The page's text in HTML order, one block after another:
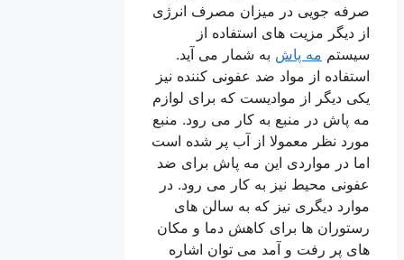
صرفه جویی در میزان مصرف انرژی
از دیگر مزیت های استفاده از
سیستممه پاش به شمار می آید.
استفاده از مواد ضد عفونی کننده نیز
یکی دیگر از موادیست که برای لوازم
مه پاش در منبع به کار می رود. منبع
مورد نظر معمولا از آب پر شده است
اما در مواردی این مه پاش برای ضد
عفونی محیط نیز به کار می رود. در
موارد دیگری نیز که به سالن های
رستوران ها برای کاهش دما و مکان
های پر رفت و آمد می توان اشاره